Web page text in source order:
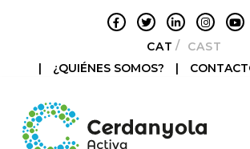
CATALÀ
|
¿QUIÉNES SOMOS? |